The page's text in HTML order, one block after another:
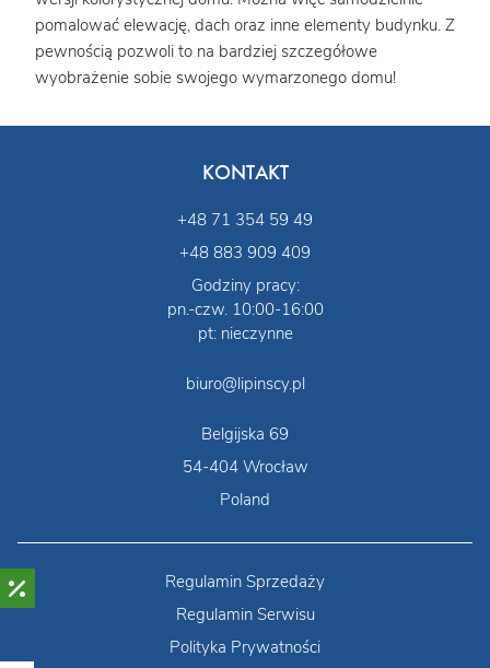
pomalować elewację, dach oraz inne elementy budynku. Z
pewnością pozwoli to na bardziej szczegółowe
wyobrażenie sobie swojego wymarzonego domu!
KONTAKT
+48 71 354 59 49
+48 883 909 409
Godziny pracy:
pn.-czw. 10:00-16:00
pt: nieczynne
biuro@lipinscy.pl
Belgijska 69
54-404 Wrocław
Poland
Regulamin Sprzedaży
Regulamin Serwisu
Polityka Prywatności